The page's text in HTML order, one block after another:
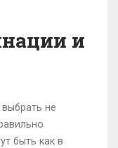
и
не
быть как в